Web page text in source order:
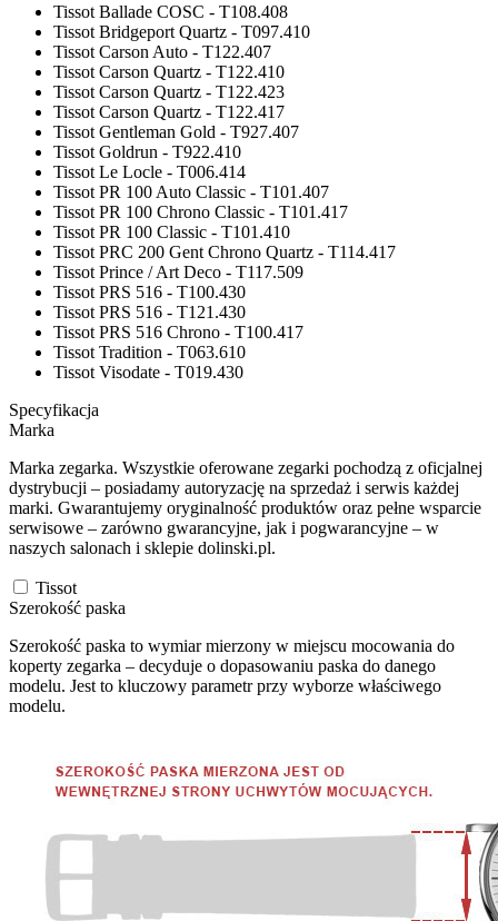
Tissot Ballade COSC - T108.408
Tissot Bridgeport Quartz - T097.410
Tissot Carson Auto - T122.407
Tissot Carson Quartz - T122.410
Tissot Carson Quartz - T122.423
Tissot Carson Quartz - T122.417
Tissot Gentleman Gold - T927.407
Tissot Goldrun - T922.410
Tissot Le Locle - T006.414
Tissot PR 100 Auto Classic - T101.407
Tissot PR 100 Chrono Classic - T101.417
Tissot PR 100 Classic - T101.410
Tissot PRC 200 Gent Chrono Quartz - T114.417
Tissot Prince / Art Deco - T117.509
Tissot PRS 516 - T100.430
Tissot PRS 516 - T121.430
Tissot PRS 516 Chrono - T100.417
Tissot Tradition - T063.610
Tissot Visodate - T019.430
Specyfikacja
Marka
Marka zegarka. Wszystkie oferowane zegarki pochodzą z oficjalnej
dystrybucji – posiadamy autoryzację na sprzedaż i serwis każdej
marki. Gwarantujemy oryginalność produktów oraz pełne wsparcie
serwisowe – zarówno gwarancyjne, jak i pogwarancyjne – w
naszych salonach i sklepie dolinski.pl.
Tissot
Szerokość paska
Szerokość paska to wymiar mierzony w miejscu mocowania do
koperty zegarka – decyduje o dopasowaniu paska do danego
modelu. Jest to kluczowy parametr przy wyborze właściwego
modelu.